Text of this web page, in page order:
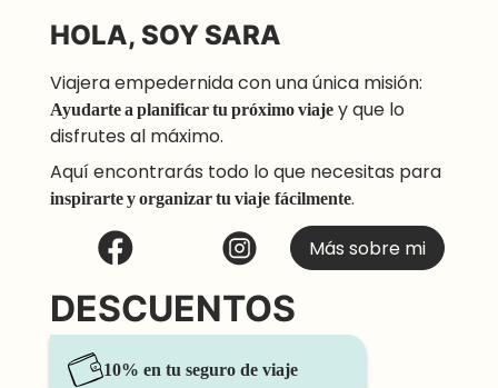
HOLA, SOY SARA
Viajera empedernida con una única misión:
Ayudarte a planificar tu próximo viajey que lo
disfrutes al máximo.
Aquí encontrarás todo lo que necesitas para
inspirarte y organizar tu viajefácilmente.
Más sobre mi
DESCUENTOS
10% en tu seguro de viaje